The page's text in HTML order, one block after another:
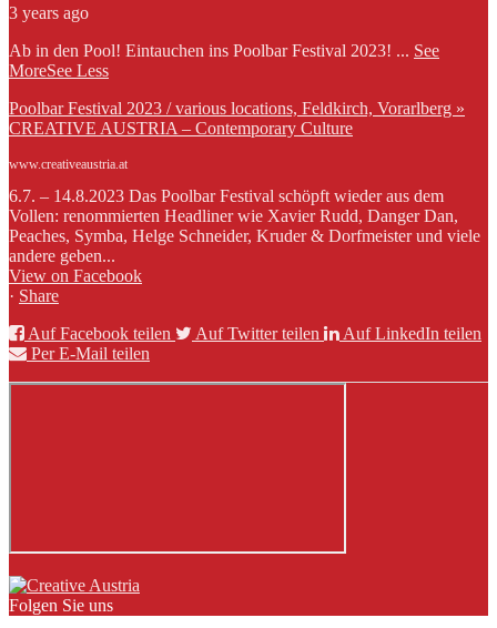
3 years ago
Ab in den Pool! Eintauchen ins Poolbar Festival 2023! ... See
MoreSee Less
Poolbar Festival 2023 / various locations, Feldkirch, Vorarlberg »
CREATIVE AUSTRIA – Contemporary Culture
www.creativeaustria.at
6.7. – 14.8.2023 Das Poolbar Festival schöpft wieder aus dem
Vollen: renommierten Headliner wie Xavier Rudd, Danger Dan,
Peaches, Symba, Helge Schneider, Kruder & Dorfmeister und viele
andere geben...
View on Facebook
· Share
Auf Facebook teilen
Auf Twitter teilen
Auf LinkedIn teilen
Per E-Mail teilen
Folgen Sie uns